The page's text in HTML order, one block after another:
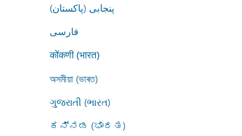
پنجابی (پاکستان)
فارسى
कोंकणी (भारत)
অসমীয়া (ভাৰত)
ગુજરાતી (ભારત)
ಕನ್ನಡ (ಭಾರತ)